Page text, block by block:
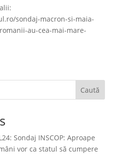
sondaj-macron-si-maia-
au-cea-mai-mare-
Caută
Sondaj INSCOP: Aproape
vor ca statul să cumpere